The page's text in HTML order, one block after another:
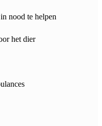
nood te helpen
het dier